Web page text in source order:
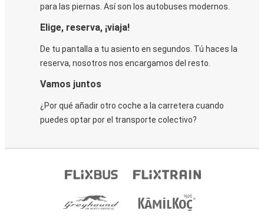
para las piernas. Así son los autobuses modernos.
Elige, reserva, ¡viaja!
De tu pantalla a tu asiento en segundos. Tú haces la
reserva, nosotros nos encargamos del resto.
Vamos juntos
¿Por qué añadir otro coche a la carretera cuando
puedes optar por el transporte colectivo?